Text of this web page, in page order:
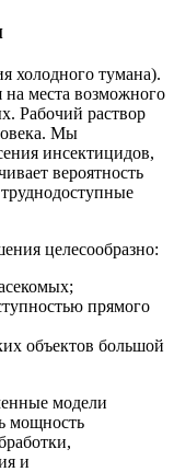
холодного тумана).
места возможного
Рабочий раствор
Мы
инсектицидов,
вероятность
целесообразно:
прямого
объектов большой
модели
мощность
и